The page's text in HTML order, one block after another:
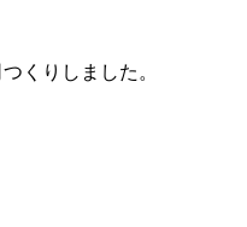
くりしました。